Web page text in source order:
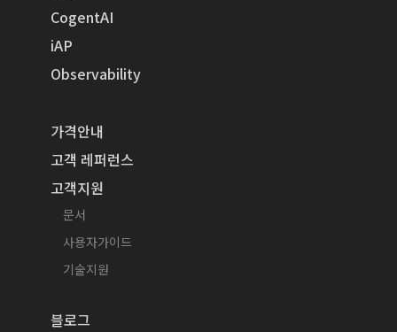
CogentAI
iAP
Observability
가격안내
고객 레퍼런스
고객지원
문서
사용자가이드
기술지원
블로그